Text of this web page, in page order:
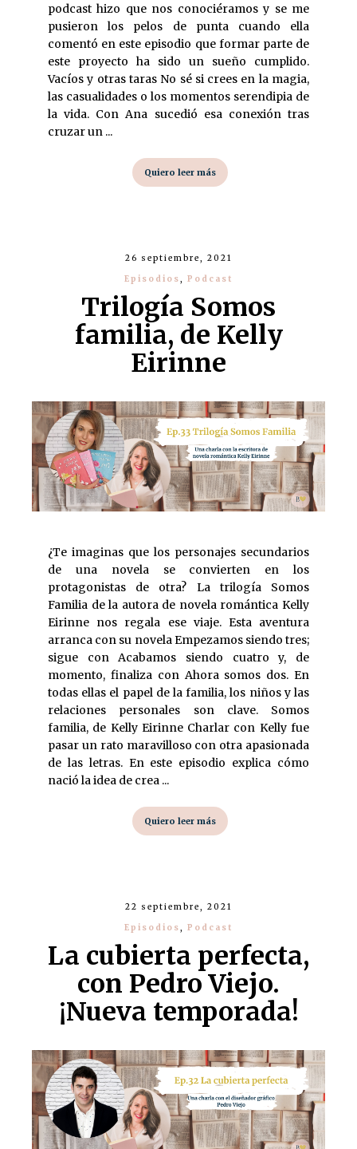
podcast hizo que nos conociéramos y se me
pusieron los pelos de punta cuando ella
comentó en este episodio que formar parte de
este proyecto ha sido un sueño cumplido.
Vacíos y otras taras No sé si crees en la magia,
las casualidades o los momentos serendipia de
la vida. Con Ana sucedió esa conexión tras
cruzar un ...
Quiero leer más
26 septiembre, 2021
Episodios, Podcast
Trilogía Somos
familia, de Kelly
Eirinne
¿Te imaginas que los personajes secundarios
de una novela se convierten en los
protagonistas de otra? La trilogía Somos
Familia de la autora de novela romántica Kelly
Eirinne nos regala ese viaje. Esta aventura
arranca con su novela Empezamos siendo tres;
sigue con Acabamos siendo cuatro y, de
momento, finaliza con Ahora somos dos. En
todas ellas el papel de la familia, los niños y las
relaciones personales son clave. Somos
familia, de Kelly Eirinne Charlar con Kelly fue
pasar un rato maravilloso con otra apasionada
de las letras. En este episodio explica cómo
nació la idea de crea ...
Quiero leer más
22 septiembre, 2021
Episodios, Podcast
La cubierta perfecta,
con Pedro Viejo.
¡Nueva temporada!